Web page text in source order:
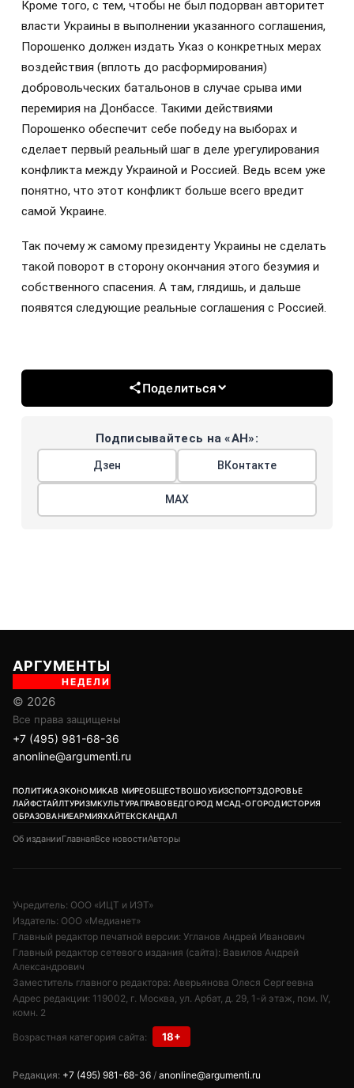
Кроме того, с тем, чтобы не был подорван авторитет
власти Украины в выполнении указанного соглашения,
Порошенко должен издать Указ о конкретных мерах
воздействия (вплоть до расформирования)
добровольческих батальонов в случае срыва ими
перемирия на Донбассе. Такими действиями
Порошенко обеспечит себе победу на выборах и
сделает первый реальный шаг в деле урегулирования
конфликта между Украиной и Россией. Ведь всем уже
понятно, что этот конфликт больше всего вредит
самой Украине.
Так почему ж самому президенту Украины не сделать
такой поворот в сторону окончания этого безумия и
собственного спасения. А там, глядишь, и дальше
появятся следующие реальные соглашения с Россией.
Поделиться
Подписывайтесь на «АН»:
Дзен ВКонтакте
МАХ
АРГУМЕНТЫ
НЕДЕЛИ
© 2026
Все права защищены
+7 (495) 981-68-36
anonline@argumenti.ru
ПОЛИТИКАЭКОНОМИКАВ МИРЕОБЩЕСТВОШОУБИЗСПОРТЗДОРОВЬЕ
ЛАЙФСТАЙЛТУРИЗМКУЛЬТУРАПРАВОВЕДГОРОД МСАД-ОГОРОДИСТОРИЯ
ОБРАЗОВАНИЕАРМИЯХАЙТЕКСКАНДАЛ
Об изданииГлавнаяВсе новостиАвторы
Учредитель: ООО «ИЦТ и ИЭТ»
Издатель: ООО «Медианет»
Главный редактор печатной версии: Угланов Андрей Иванович
Главный редактор сетевого издания (сайта): Вавилов Андрей
Александрович
Заместитель главного редактора: Аверьянова Олеся Сергеевна
Адрес редакции: 119002, г. Москва, ул. Арбат, д. 29, 1-й этаж, пом. IV,
комн. 2
Возрастная категория сайта: 18+
Редакция: +7 (495) 981-68-36 / anonline@argumenti.ru